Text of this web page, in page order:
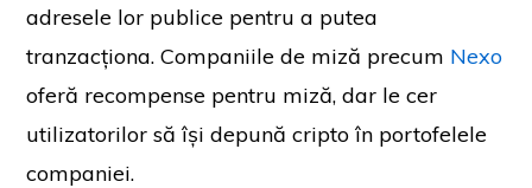
adresele lor publice pentru a putea
tranzacționa. Companiile de miză precum Nexo
oferă recompense pentru miză, dar le cer
utilizatorilor să își depună cripto în portofelele
companiei.